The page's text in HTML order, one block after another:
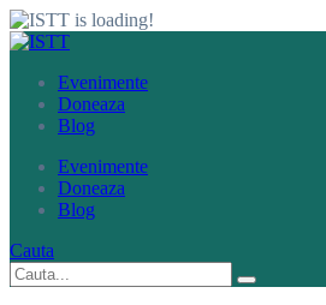
Evenimente
Doneaza
Blog
Evenimente
Doneaza
Blog
Cauta